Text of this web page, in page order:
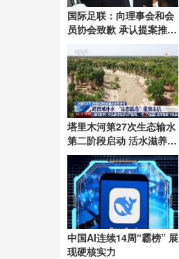
国际足联：向理事会和会
员协会致歉 承认提案推进
塔里木河第27次生态输水
第二阶段启动 活水滋养绿
洲
中国AI连续14周“霸榜” 展
现硬核实力